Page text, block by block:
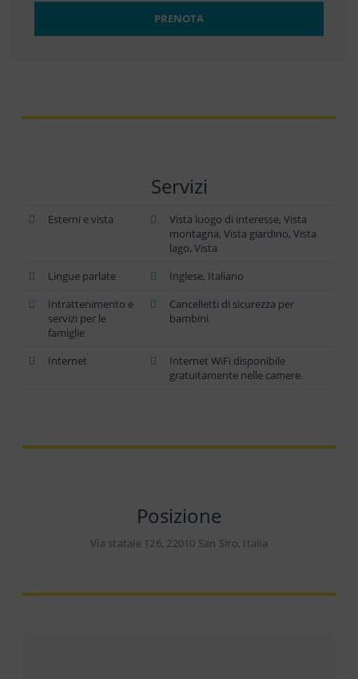
PRENOTA
Servizi
Esterni e vista
Vista luogo di interesse, Vista
montagna, Vista giardino, Vista
lago, Vista
Lingue parlate
Inglese, Italiano
Intrattenimento e
servizi per le
famiglie
Cancelletti di sicurezza per
bambini
Internet
Internet WiFi disponibile
gratuitamente nelle camere.
Posizione
Via statale 126, 22010 San Siro, Italia